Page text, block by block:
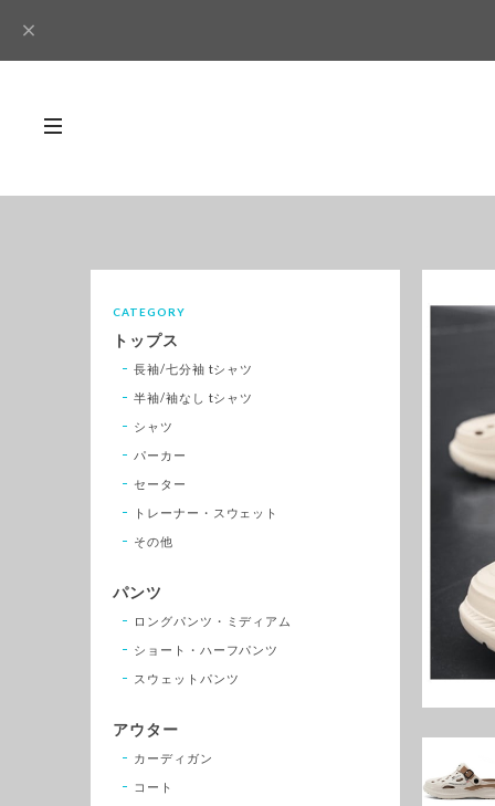
CATEGORY
トップス
長袖/七分袖 tシャツ
半袖/袖なし tシャツ
シャツ
パーカー
セーター
トレーナー・スウェット
その他
パンツ
ロングパンツ・ミディアム
ショート・ハーフパンツ
スウェットパンツ
アウター
カーディガン
コート